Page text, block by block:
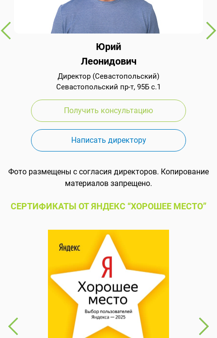
Юрий
Леонидович
Директор (Севастопольский)
Севастопольский пр-т, 95Б с.1
Получить консультацию
Написать директору
Фото размещены с согласия директоров. Копирование
материалов запрещено.
СЕРТИФИКАТЫ ОТ ЯНДЕКС “ХОРОШЕЕ МЕСТО”